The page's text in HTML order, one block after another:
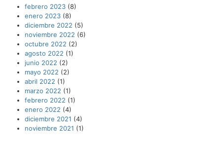
febrero 2023 (8)
enero 2023 (8)
diciembre 2022 (5)
noviembre 2022 (6)
octubre 2022 (2)
agosto 2022 (1)
junio 2022 (2)
mayo 2022 (2)
abril 2022 (1)
marzo 2022 (1)
febrero 2022 (1)
enero 2022 (4)
diciembre 2021 (4)
noviembre 2021 (1)